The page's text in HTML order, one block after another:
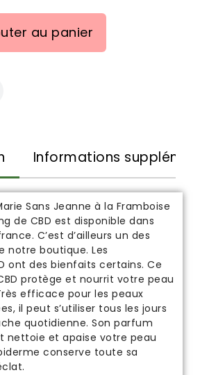
au panier
Informations
Sans Jeanne à la Framboise
de CBD est disponible dans
. C’est d’ailleurs un des
notre boutique. Les
ont des bienfaits certains. Ce
protège et nourrit votre peau
efficace pour les peaux
il peut s’utiliser tous les jours
quotidienne. Son parfum
nettoie et apaise votre peau
conserve toute sa